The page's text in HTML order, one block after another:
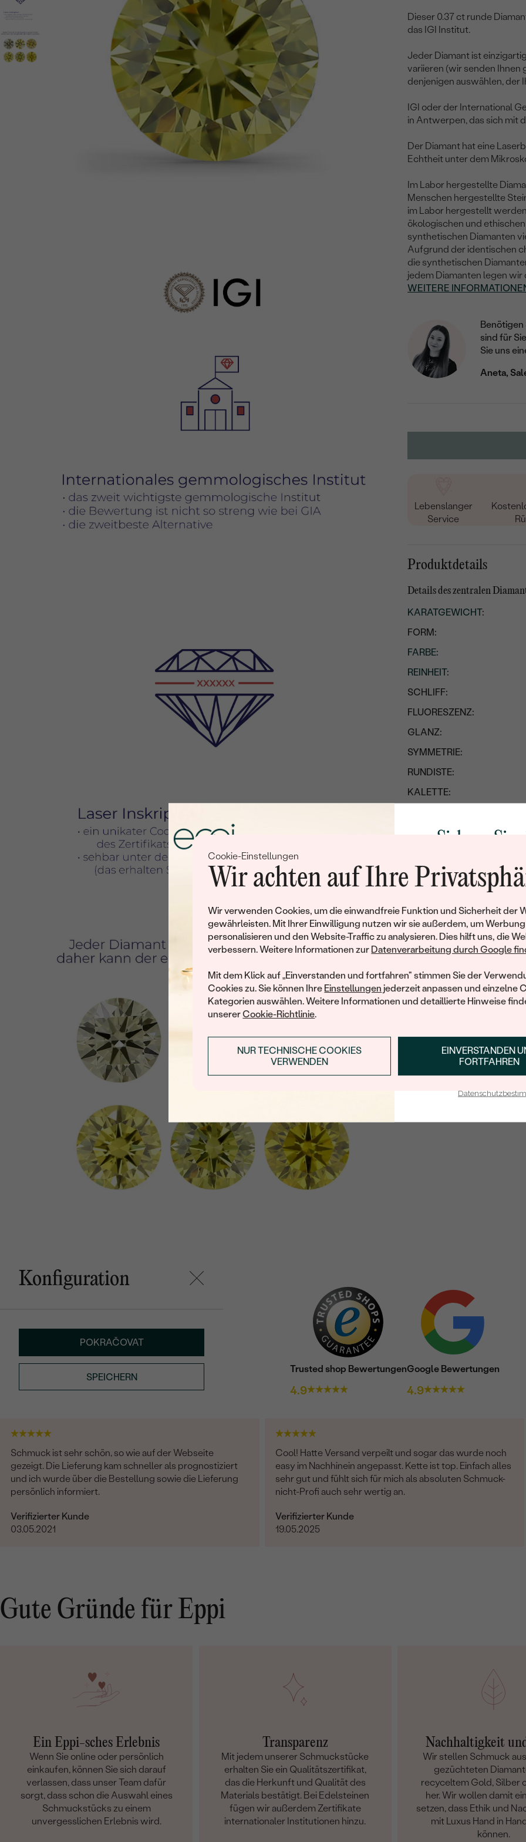
Cookie-Einstellungen
Wir achten auf Ihre
Wir verwenden Cookies, um die einwandfreie Funktion und Sicherheit der
gewährleisten. Mit Ihrer Einwilligung nutzen wir sie außerdem, um Werbung
personalisieren und den Website-Traffic zu analysieren. Dies hilft uns, die
verbessern. Weitere Informationen zur Datenverarbeitung durch Google
Mit dem Klick auf „Einverstanden und fortfahren" stimmen Sie der
Cookies zu. Sie können Ihre Einstellungen jederzeit anpassen und einzelne
Kategorien auswählen. Weitere Informationen und detaillierte Hinweise
unsererCookie-Richtlinie.
EINVERSTANDEN
FORTFAHREN
NUR TECHNISCHE COOKIES
VERWENDEN
Dieser 0.37 ct runde
das IGI Institut.
Jeder Diamant ist
variieren (wir senden Ihnen
denjenigen auswählen, der
IGI oder der International
in Antwerpen, das sich mit
Der Diamant hat eine
Echtheit unter dem
Im Labor hergestellte
Menschen hergestellte
im Labor hergestellt
ökologischen und
synthetischen Diamanten
Aufgrund der identischen
die synthetischen
jedem Diamanten legen
WEITERE
Benötigen
sind für
Sie uns
Aneta,
Lebenslanger
Service
Produktdetails
Details des zentralen
KARATGEWICHT:
FORM:
FARBE:
REINHEIT:
SCHLIFF:
FLUORESZENZ:
GLANZ:
SYMMETRIE:
RUNDISTE:
KALETTE:
TAFEL:
DIAMANTGRAVUR:
Konfiguration
POKRAČOVAT
SPEICHERN
Trusted shop Bewertungen
4.9
Google Bewertungen
4.9
Schmuck ist sehr schön, so wie auf der Webseite
gezeigt. Die Lieferung kam schneller als prognostiziert
und ich wurde über die Bestellung sowie die Lieferung
persönlich informiert.
Verifizierter Kunde
03.05.2021
Cool! Hatte Versand verpeilt und sogar das wurde noch
easy im Nachhinein angepasst. Kette ist top. Einfach alles
sehr gut und fühlt sich für mich als absoluten Schmuck-
nicht-Profi auch sehr wertig an.
Verifizierter Kunde
19.05.2025
Gute Gründe für Eppi
Ein Eppi-sches Erlebnis
Wenn Sie online oder persönlich
einkaufen, können Sie sich darauf
verlassen, dass unser Team dafür
sorgt, dass schon die Auswahl eines
Schmuckstücks zu einem
unvergesslichen Erlebnis wird.
Transparenz
Mit jedem unserer Schmuckstücke
erhalten Sie ein Qualitätszertifikat,
das die Herkunft und Qualität des
Materials bestätigt. Bei Edelsteinen
fügen wir außerdem Zertifikate
internationaler Institutionen hinzu.
Nachhaltigkeit
Wir stellen Schmuck
gezüchteten
recyceltem Gold, Silber
her. Wir wollen damit
setzen, dass Ethik und
mit Luxus Hand in
können.
Sichern Sie
Rabatt auf
Werden Sie Teil
und entdecken Sie die
gefertigten Schmucks
Ihren ersten
ANMELDEN &
E-Mail-Adresse je bei uns in